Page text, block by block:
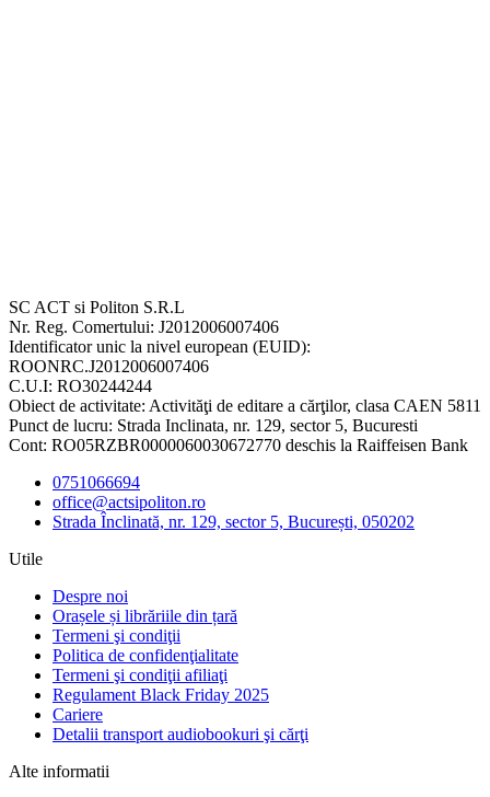
SC ACT si Politon S.R.L
Nr. Reg. Comertului: J2012006007406
Identificator unic la nivel european (EUID):
ROONRC.J2012006007406
C.U.I: RO30244244
Obiect de activitate: Activităţi de editare a cărţilor, clasa CAEN 5811
Punct de lucru: Strada Inclinata, nr. 129, sector 5, Bucuresti
Cont: RO05RZBR0000060030672770 deschis la Raiffeisen Bank
0751066694
office@actsipoliton.ro
Strada Înclinată, nr. 129, sector 5, București, 050202
Utile
Despre noi
Orașele și librăriile din țară
Termeni şi condiţii
Politica de confidenţialitate
Termeni şi condiţii afiliaţi
Regulament Black Friday 2025
Cariere
Detalii transport audiobookuri şi cărţi
Alte informatii